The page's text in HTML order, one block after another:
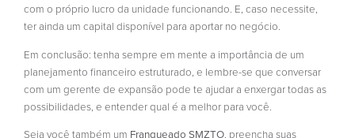
com o próprio lucro da unidade funcionando. E, caso necessite,
ter ainda um capital disponível para aportar no negócio.
Em conclusão: tenha sempre em mente a importância de um
planejamento financeiro estruturado, e lembre-se que conversar
com um gerente de expansão pode te ajudar a enxergar todas as
possibilidades, e entender qual é a melhor para você.
Seja você também um Franqueado SMZTO, preencha suas